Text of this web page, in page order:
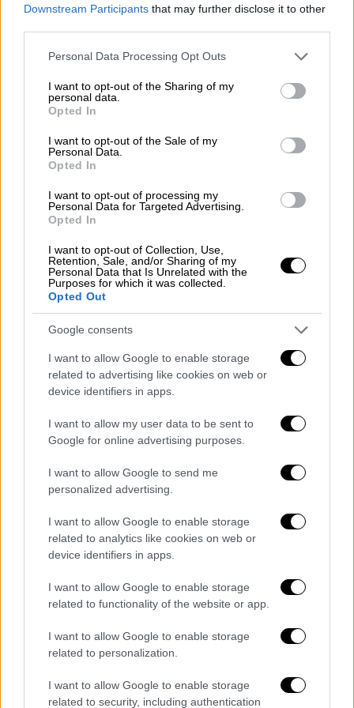
Downstream Participants that may further disclose it to other
Please note that this website/app uses one or more Google
not limited to your visit or usage behaviour. You may click to
grant or deny consent to Google and its third-party tags to
use your data for below specified purposes in below Google
consent section.
Personal Data Processing Opt Outs
I want to opt-out of the Sharing of my
personal data.
Opted In
I want to opt-out of the Sale of my
Personal Data.
Opted In
I want to opt-out of processing my
Personal Data for Targeted Advertising.
Opted In
I want to opt-out of Collection, Use,
Retention, Sale, and/or Sharing of my
Personal Data that Is Unrelated with the
Purposes for which it was collected.
Opted Out
Google consents
I want to allow Google to enable storage
related to advertising like cookies on web or
device identifiers in apps.
I want to allow my user data to be sent to
Google for online advertising purposes.
I want to allow Google to send me
personalized advertising.
I want to allow Google to enable storage
related to analytics like cookies on web or
device identifiers in apps.
I want to allow Google to enable storage
related to functionality of the website or app.
I want to allow Google to enable storage
related to personalization.
I want to allow Google to enable storage
related to security, including authentication
ειδήσεις τώρα
Κεντρικό δελτίο ειδήσεων 07/08/2026
ΑΠΟΣΠΑΣΜΑΤΑ...|07.08.2026 19:26
Βίντεο ντοκουμέντο από το θανατηφόρο
τροχαίο στις Σέρρες
Κεντρικό...|06.08.2026 20:05
Κεντρικό δελτίο ειδήσεων 06/08/2026